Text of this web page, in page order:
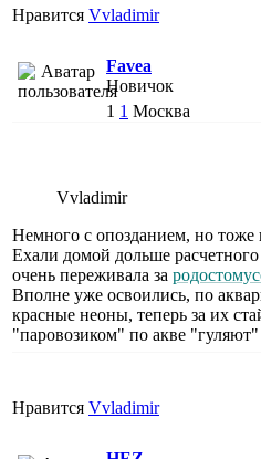
Нравится Vvladimir
Favea
Новичок
1 1 Москва
Vvladimir
Немного с опозданием, но тоже
Ехали домой дольше
очень переживала за
Вполне уже освоились, по
красные неоны, теперь за их
"паровозиком" по акве "гуляют"
Нравится Vvladimir